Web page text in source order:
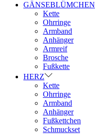
GÄNSEBLÜMCHEN
Kette
Ohrringe
Armband
Anhänger
Armreif
Brosche
Fußkette
HERZ
Kette
Ohrringe
Armband
Anhänger
Fußkettchen
Schmuckset